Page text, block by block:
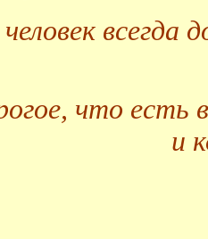
всегда
что есть
и